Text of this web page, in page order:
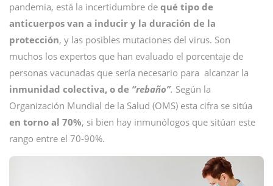
pandemia, está la incertidumbre de qué tipo de
anticuerpos van a inducir y la duración de la
protección, y las posibles mutaciones del virus. Son
muchos los expertos que han evaluado el porcentaje de
personas vacunadas que sería necesario para alcanzar la
inmunidad colectiva, o de “rebaño”. Según la
Organización Mundial de la Salud (OMS) esta cifra se sitúa
en torno al 70%, si bien hay inmunólogos que sitúan este
rango entre el 70-90%.